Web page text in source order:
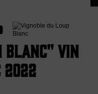
Blanc" Vin